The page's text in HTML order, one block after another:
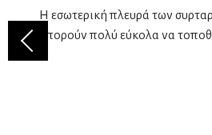
Η εσωτερική πλευρά των
μπορούν πολύ εύκολα να